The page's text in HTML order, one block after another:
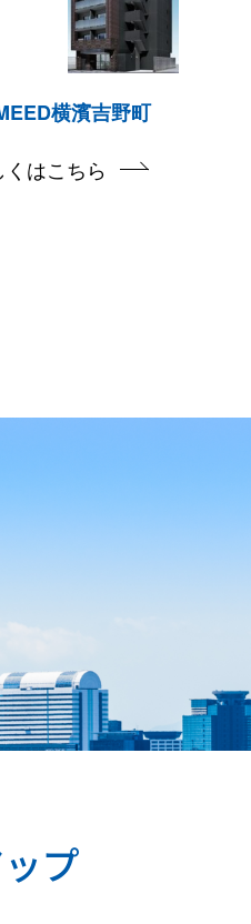
横濱吉野町
くはこちら
プ